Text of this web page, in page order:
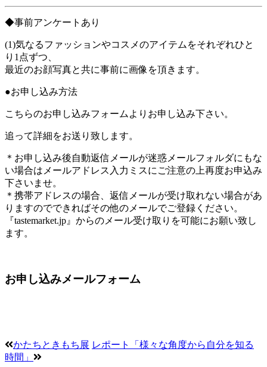
◆事前アンケートあり
(1)気なるファッションやコスメのアイテムをそれぞれひと
り1点ずつ、
最近のお顔写真と共に事前に画像を頂きます。
●お申し込み方法
こちらのお申し込みフォームよりお申し込み下さい。
追って詳細をお送り致します。
＊お申し込み後自動返信メールが迷惑メールフォルダにもな
い場合はメールアドレス入力ミスにご注意の上再度お申込み
下さいませ。
＊携帯アドレスの場合、返信メールが受け取れない場合があ
りますのでできればその他のメールでご登録ください。
『tastemarket.jp』からのメール受け取りを可能にお願い致し
ます。
お申し込みメールフォーム
かたちときもち展 レポート「様々な角度から自分を知る
時間」